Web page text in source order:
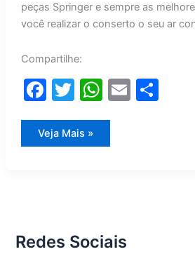
peças Springer e sempre as
você realizar o conserto o seu ar
Compartilhe:
F
c
k
T
itt
W E S
Conserto
Veja Mais »
Redes Sociais